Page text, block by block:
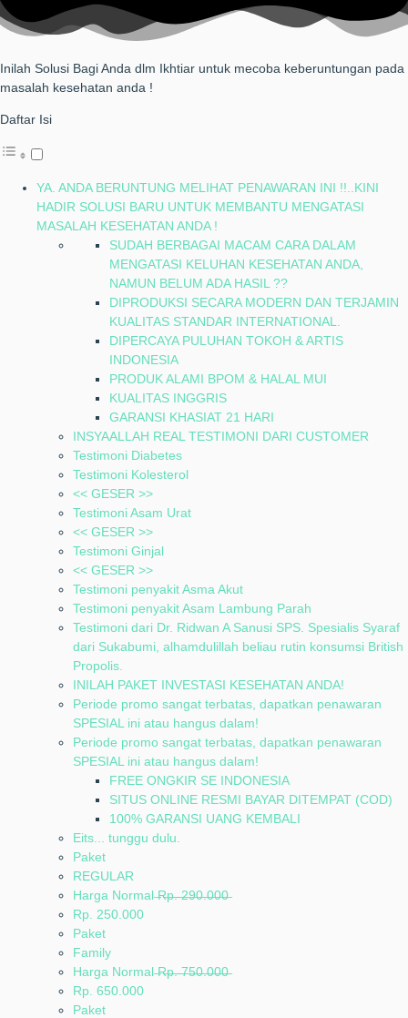
Inilah Solusi Bagi Anda dlm Ikhtiar untuk mecoba keberuntungan pada
masalah kesehatan anda !
Daftar Isi
YA. ANDA BERUNTUNG MELIHAT PENAWARAN INI !!..KINI
HADIR SOLUSI BARU UNTUK MEMBANTU MENGATASI
MASALAH KESEHATAN ANDA !
SUDAH BERBAGAI MACAM CARA DALAM
MENGATASI KELUHAN KESEHATAN ANDA,
NAMUN BELUM ADA HASIL ??
DIPRODUKSI SECARA MODERN DAN TERJAMIN
KUALITAS STANDAR INTERNATIONAL.
DIPERCAYA PULUHAN TOKOH & ARTIS
INDONESIA
PRODUK ALAMI BPOM & HALAL MUI
KUALITAS INGGRIS
GARANSI KHASIAT 21 HARI
INSYAALLAH REAL TESTIMONI DARI CUSTOMER
Testimoni Diabetes
Testimoni Kolesterol
<< GESER >>
Testimoni Asam Urat
<< GESER >>
Testimoni Ginjal
<< GESER >>
Testimoni penyakit Asma Akut
Testimoni penyakit Asam Lambung Parah
Testimoni dari Dr. Ridwan A Sanusi SPS. Spesialis Syaraf
dari Sukabumi, alhamdulillah beliau rutin konsumsi British
Propolis.
INILAH PAKET INVESTASI KESEHATAN ANDA!
Periode promo sangat terbatas, dapatkan penawaran
SPESIAL ini atau hangus dalam!
Periode promo sangat terbatas, dapatkan penawaran
SPESIAL ini atau hangus dalam!
FREE ONGKIR SE INDONESIA
SITUS ONLINE RESMI BAYAR DITEMPAT (COD)
100% GARANSI UANG KEMBALI
Eits... tunggu dulu.
Paket
REGULAR
Harga Normal ̶R̶p̶.̶ ̶2̶9̶0̶.̶0̶0̶0̶
Rp. 250.000
Paket
Family
Harga Normal ̶R̶p̶.̶ ̶7̶5̶0̶.̶0̶0̶0̶
Rp. 650.000
Paket